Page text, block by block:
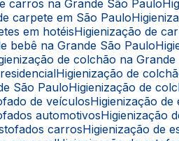
carros na Grande São Paulo
carpete em São Paulo
em hotéis
Higienização de
bebê na Grande São Paulo
de colchão na
Higienização de
São Paulo
Higienização de
de veículos
Higienização
automotivos
Higienização
carros
Higienização de